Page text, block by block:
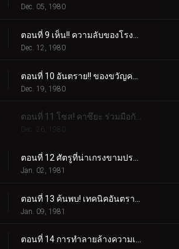
Dec. 05, 1980
Dec. 12, 1980
Dec. 19, 1980
ตอนที่ 11 โซส! คาซึยะ ร่วมมือกับเชื่อ!!
Dec. 26, 1980
Jan. 02, 1981
Jan. 09, 1981
ตอนที่ 14 การทำลายล้างความเชื่อ แก๊สหัวเราะของศาสตราจารย์อสูร